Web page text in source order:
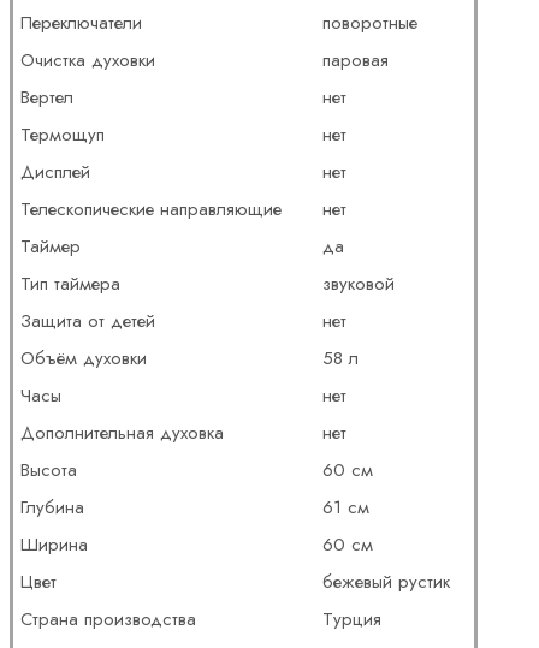
Переключатели
поворотные
Очистка духовки
паровая
Вертел
нет
Термощуп
нет
Дисплей
нет
Телескопические направляющие
нет
Таймер
да
Тип таймера
звуковой
Защита от детей
нет
Объём духовки
58 л
Часы
нет
Дополнительная духовка
нет
Высота
60 см
Глубина
61 см
Ширина
60 см
Цвет
бежевый рустик
Страна производства
Турция